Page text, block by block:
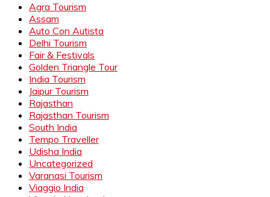
Agra Tourism
Assam
Auto Con Autista
Delhi Tourism
Fair & Festivals
Golden Triangle Tour
India Tourism
Jaipur Tourism
Rajasthan
Rajasthan Tourism
South India
Tempo Traveller
Udisha India
Uncategorized
Varanasi Tourism
Viaggio India